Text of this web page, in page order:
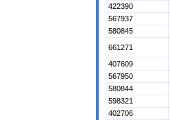
422390
567937
580845
661271
407609
567950
580844
598321
402706